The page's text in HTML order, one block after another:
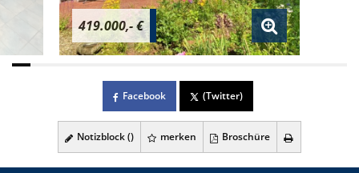
419.000,- €
Facebook (Twitter)
Notizblock () merken Broschüre